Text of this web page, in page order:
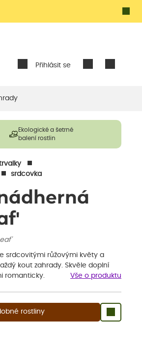
Přihlásit se
Ekologické a šetrné
balení rostlin
srdcovka
srdcovitými růžovými květy a
kout zahrady. Skvěle doplní
romanticky.
Vše o produktu
rostliny